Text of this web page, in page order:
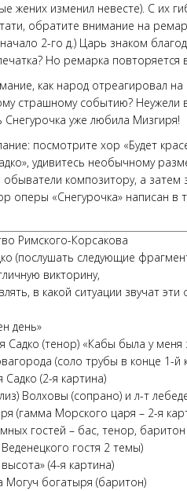
жених изменил невесте). С их
обратите внимание на
2-го д.) Царь знаком
Но ремарка повторяется
как народ отреагировал на
страшному событию? Неужели
Снегурочка уже любила Мизгиря!
посмотрите хор «Будет
удивитесь необычному
композитору, а затем
оперы «Снегурочка» написан в
Римского-Корсакова
(послушать следующие
викторину,
в какой ситуации звучат
день»
Садко (тенор) «Кабы была у меня
(соло трубы в конце 1-й
(2-я картина)
Волховы (сопрано) и л-т
(гамма Морского царя – 2-я
гостей – бас, тенор, баритон
гостя 2 темы)
(4-я картина)
богатыря (баритон)